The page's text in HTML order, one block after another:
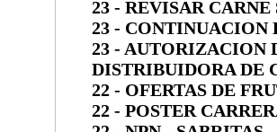
23 - REVISAR
23 - CONTINUACION
23 - AUTORIZACION
DISTRIBUIDORA DE
22 - OFERTAS DE
22 - POSTER